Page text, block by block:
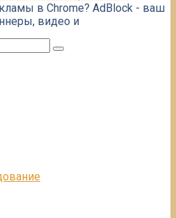
в Chrome? AdBlock - ваш
видео и